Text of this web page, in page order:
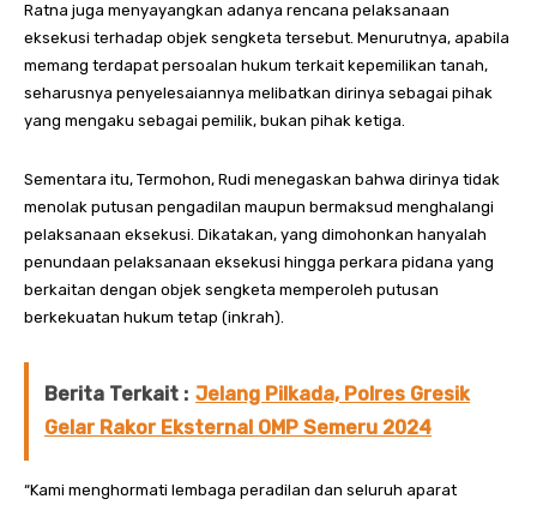
Ratna juga menyayangkan adanya rencana pelaksanaan
eksekusi terhadap objek sengketa tersebut. Menurutnya, apabila
memang terdapat persoalan hukum terkait kepemilikan tanah,
seharusnya penyelesaiannya melibatkan dirinya sebagai pihak
yang mengaku sebagai pemilik, bukan pihak ketiga.
Sementara itu, Termohon, Rudi menegaskan bahwa dirinya tidak
menolak putusan pengadilan maupun bermaksud menghalangi
pelaksanaan eksekusi. Dikatakan, yang dimohonkan hanyalah
penundaan pelaksanaan eksekusi hingga perkara pidana yang
berkaitan dengan objek sengketa memperoleh putusan
berkekuatan hukum tetap (inkrah).
Berita Terkait : Jelang Pilkada, Polres Gresik
Gelar Rakor Eksternal OMP Semeru 2024
“Kami menghormati lembaga peradilan dan seluruh aparat